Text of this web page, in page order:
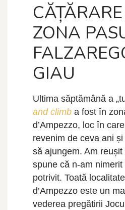
ZONA
GIAU
Ultima săptămână a
and climb a fost în
d’Ampezzo, loc în
revenim de ceva ani
să ajungem. Am
spune că n-am nimerit
potrivit. Toată
d’Ampezzo este un
vederea pregătirii